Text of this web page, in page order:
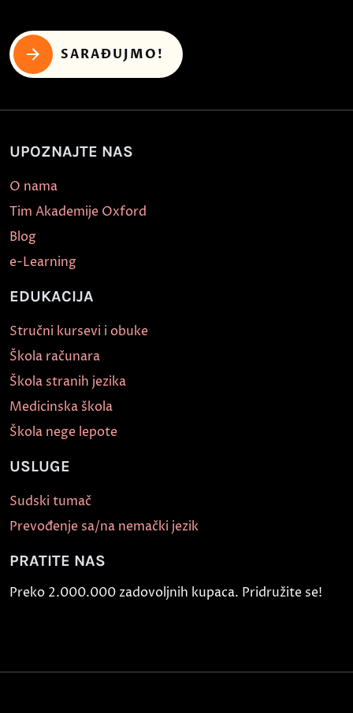
SARAĐUJMO!
UPOZNAJTE NAS
O nama
Tim Akademije Oxford
Blog
e-Learning
EDUKACIJA
Stručni kursevi i obuke
Škola računara
Škola stranih jezika
Medicinska škola
Škola nege lepote
USLUGE
Sudski tumač
Prevođenje sa/na nemački jezik
PRATITE NAS
Preko 2.000.000 zadovoljnih kupaca. Pridružite se!